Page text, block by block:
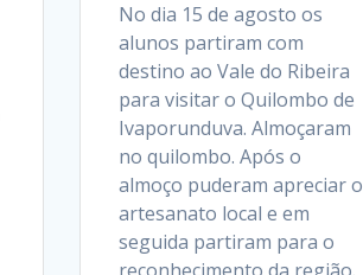
No dia 15 de agosto os
alunos partiram com
destino ao Vale do Ribeira
para visitar o Quilombo de
Ivaporunduva. Almoçaram
no quilombo. Após o
almoço puderam apreciar o
artesanato local e em
seguida partiram para o